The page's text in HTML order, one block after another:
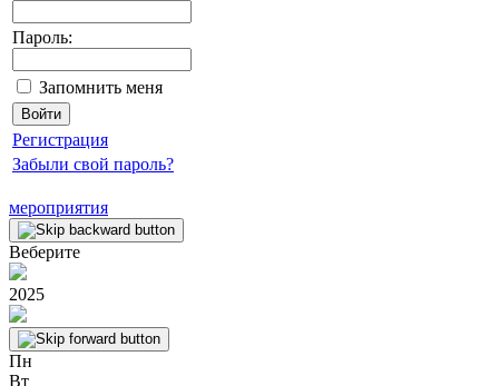
Пароль:
Запомнить меня
Регистрация
Забыли свой пароль?
мероприятия
Веберите
2025
Пн
Вт